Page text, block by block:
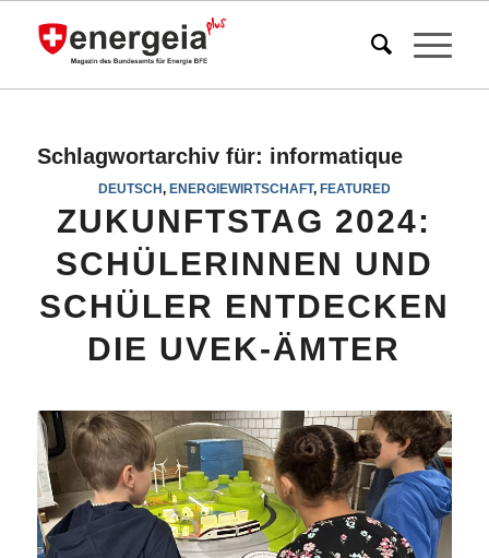
Schlagwortarchiv für: informatique
DEUTSCH, ENERGIEWIRTSCHAFT, FEATURED
ZUKUNFTSTAG 2024:
SCHÜLERINNEN UND
SCHÜLER ENTDECKEN
DIE UVEK-ÄMTER